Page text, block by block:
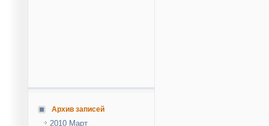
Архив записей
2010 Март